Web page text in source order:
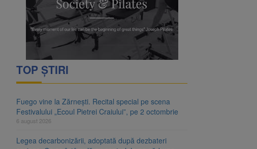
TOP ȘTIRI
Fuego vine la Zărnești. Recital special pe scena
Festivalului „Ecoul Pietrei Craiului”, pe 2 octombrie
6 august 2026
Legea decarbonizării, adoptată după dezbateri